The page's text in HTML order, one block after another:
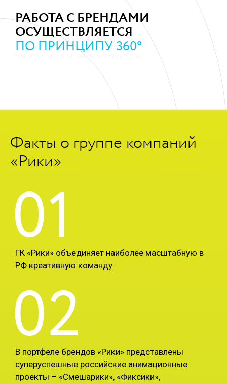
РАБОТА С БРЕНДАМИ
ОСУЩЕСТВЛЯЕТСЯ
ПО ПРИНЦИПУ 360°
Факты о группе компаний
«Рики»
01
ГК «Рики» объединяет наиболее масштабную в
РФ креативную команду.
02
В портфеле брендов «Рики» представлены
суперуспешные российские анимационные
проекты – «Смешарики», «Фиксики»,